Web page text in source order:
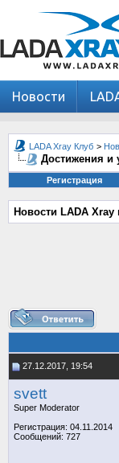
Новости
LADA Xray Клуб >
Достижения и
Регистрация
Новости LADA
27.12.2017, 19:54
svett
Super Moderator
Регистрация: 04.11.2014
Сообщений: 727